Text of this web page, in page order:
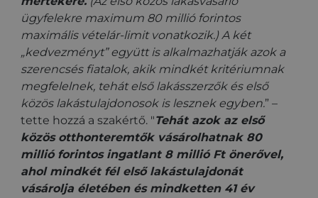
ügyfelekre maximum 80 millió forintos
maximális vételár-limit vonatkozik.) A két
„kedvezményt” együtt is alkalmazhatják azok a
szerencsés fiatalok, akik mindkét kritériumnak
megfelelnek, tehát első lakásszerzők és első
közös lakástulajdonosok is lesznek egyben.” –
tette hozzá a szakértő. "Tehát azok az első
közös otthonteremtők vásárolhatnak 80
millió forintos ingatlant 8 millió Ft önerővel,
ahol mindkét fél első lakástulajdonát
vásárolja életében és mindketten 41 év